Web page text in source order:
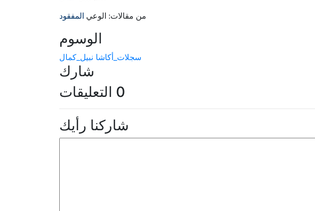
من مقالات: الوعي المفقود
الوسوم
سجلات_أكاشا نبيل_كمال
شارك
0 التعليقات
شاركنا رأيك